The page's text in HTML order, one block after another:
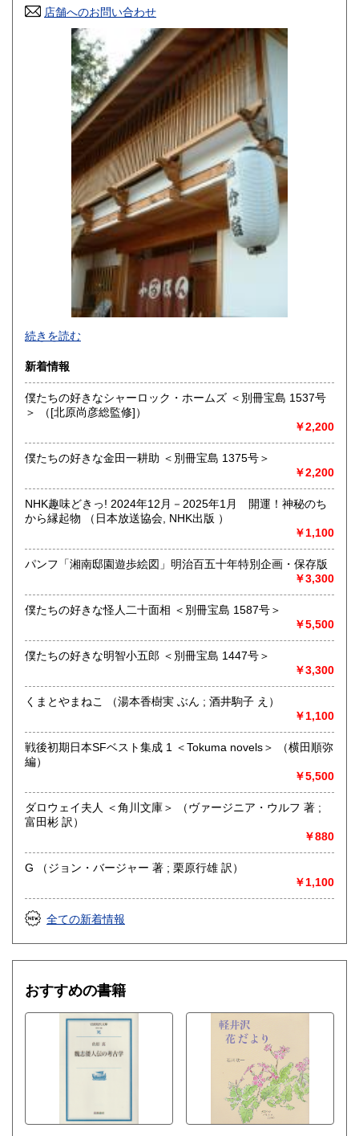
高知県 600円
600円 長崎県
600円 大分県
600円 鹿児島県
600円
店舗へのお問い合わせ
追分コロニーは「豊かな暮らし」をテーマにした「村の古本
屋」です。人が精神的に豊かな生活を送るための 様々な遊び
的「衣・食・住、アート、音楽、旅、 趣味、健康、文芸、経
済、社会、哲学、政治」 等の幅広いテーマを扱います。
「日本の古本屋」で販売している古本は、隣りの「文化磁場
油や」で一部展示販売も春～秋にしています、堀辰雄、立原
道造、加藤周一などのゆかりの土地柄です。信州にお越しの
沿線名：しなの鉄道
営業時間：12:00〜17:00
定休日：火・水曜日(夏季:毎日営業、冬季:天気次第)
◇近隣であれば書籍の買取をしています。少数であれば店へ
の持ち込み、あるいは量が多い場合はまずは電話などで相談
買取が出来る本とそうでない本があります、メール・電話等
で連絡頂ければと思います。
取り扱い分野
哲学宗教、歴史、社会科学、美術工芸、外国文学、趣味、サ
ブカルチャー、古書一般（その他）
続きを読む
新着情報
僕たちの好きなシャーロック・ホームズ ＜別冊宝島 1537号
＞ （[北原尚彦総監修]）
￥2,200
僕たちの好きな金田一耕助 ＜別冊宝島 1375号＞
￥2,200
NHK趣味どきっ! 2024年12月－2025年1月 開運！神秘のち
から縁起物 （日本放送協会, NHK出版 ）
￥1,100
パンフ「湘南邸園遊歩絵図」明治百五十年特別企画・保存版
￥3,300
僕たちの好きな怪人二十面相 ＜別冊宝島 1587号＞
￥5,500
僕たちの好きな明智小五郎 ＜別冊宝島 1447号＞
￥3,300
くまとやまねこ （湯本香樹実 ぶん ; 酒井駒子 え）
￥1,100
戦後初期日本SFベスト集成 1 ＜Tokuma novels＞ （横田順弥
編）
￥5,500
ダロウェイ夫人 ＜角川文庫＞ （ヴァージニア・ウルフ 著 ;
富田彬 訳）
￥880
G （ジョン・バージャー 著 ; 栗原行雄 訳）
￥1,100
全ての新着情報
おすすめの書籍